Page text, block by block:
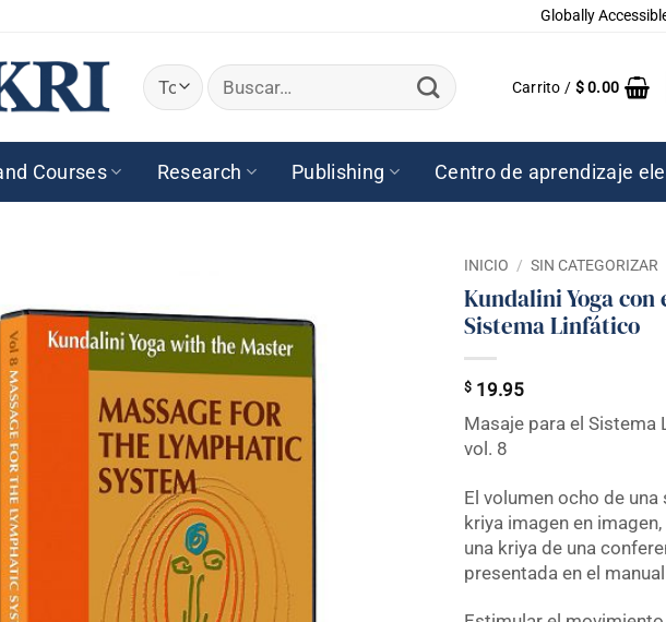
Globally
Buscar
por:
Carrito / $0.00
Courses Research Publishing Centro de aprendizaje
INICIO / SIN CATEGORIZAR
Kundalini Yoga
Sistema Linfático
$ 19.95
Masaje para el Sistema
vol. 8
El volumen ocho de
kriya imagen en
una kriya de una
presentada en el